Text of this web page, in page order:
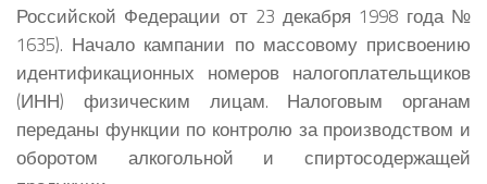
Российской Федерации от 23 декабря 1998 года №
1635). Начало кампании по массовому присвоению
идентификационных номеров налогоплательщиков
(ИНН) физическим лицам. Налоговым органам
переданы функции по контролю за производством и
оборотом алкогольной и спиртосодержащей